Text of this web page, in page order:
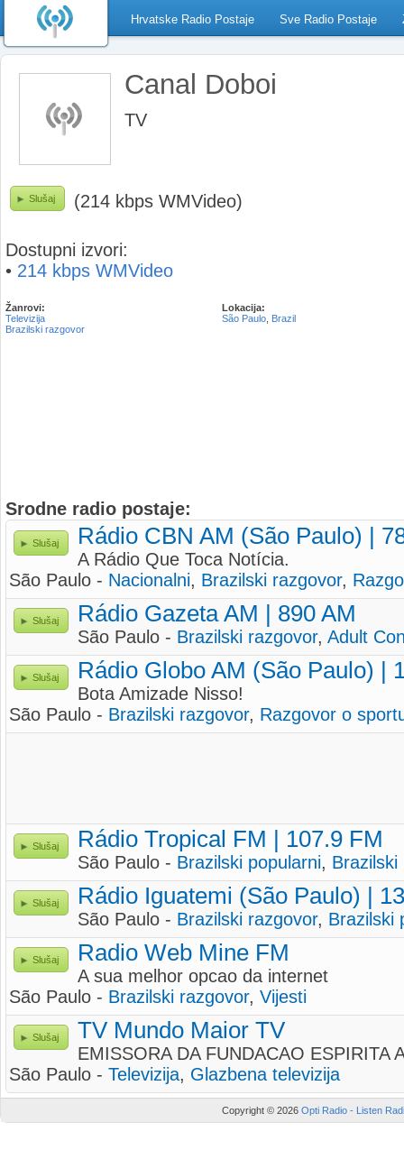
Hrvatske Radio Postaje Sve Radio Postaje
Canal Doboi
TV
Slušaj (214 kbps WMVideo)
Dostupni izvori:
• 214 kbps WMVideo
Žanrovi:
Televizija
Brazilski razgovor
Lokacija:
São Paulo Brazil
Srodne radio postaje:
Slušaj Rádio CBN AM (São Paulo) |
A Rádio Que Toca Notícia.
São Paulo - Nacionalni, Brazilski razgovor,
Slušaj Rádio Gazeta AM | 890 AM
São Paulo - Brazilski razgovor, Adult
Slušaj Rádio Globo AM (São Paulo) |
Bota Amizade Nisso!
São Paulo - Brazilski razgovor, Razgovor o
Slušaj Rádio Tropical FM | 107.9 FM
São Paulo - Brazilski popularni, Brazilski
Slušaj Rádio Iguatemi (São Paulo) |
São Paulo - Brazilski razgovor, Brazilski
Slušaj Radio Web Mine FM
A sua melhor opcao da internet
São Paulo - Brazilski razgovor, Vijesti
Slušaj TV Mundo Maior TV
EMISSORA DA FUNDACAO ESPIRITA
São Paulo - Televizija, Glazbena televizija
Copyright © 2026 Opti Radio - Listen